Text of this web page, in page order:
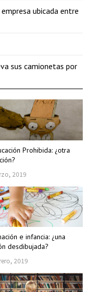
Prohibida: ¿otra
2019
e infancia: ¿una
desdibujada?
2019
ubicada entre
sus camionetas por